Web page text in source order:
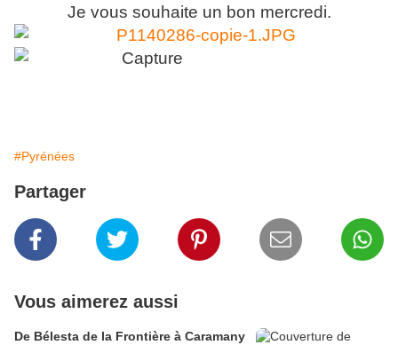
Je vous souhaite un bon mercredi.
#Pyrénées
Partager
Vous aimerez aussi
De Bélesta de la Frontière à Caramany